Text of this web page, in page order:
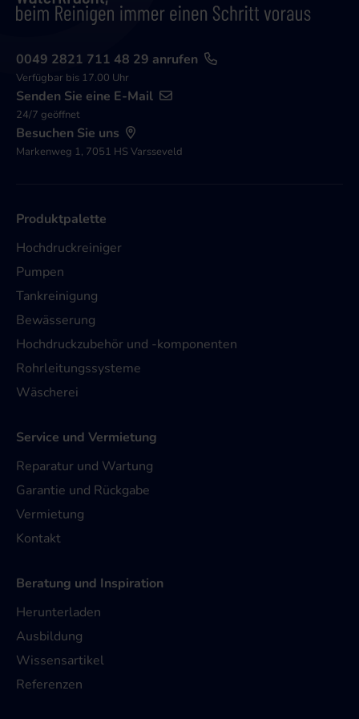
0049 2821 711 48 29 anrufen
Verfügbar bis 17.00 Uhr
Senden Sie eine E-Mail
24/7 geöffnet
Besuchen Sie uns
Markenweg 1, 7051 HS Varsseveld
Produktpalette
Hochdruckreiniger
Pumpen
Tankreinigung
Bewässerung
Hochdruckzubehör und -komponenten
Rohrleitungssysteme
Wäscherei
Service und Vermietung
Reparatur und Wartung
Garantie und Rückgabe
Vermietung
Kontakt
Beratung und Inspiration
Herunterladen
Ausbildung
Wissensartikel
Referenzen